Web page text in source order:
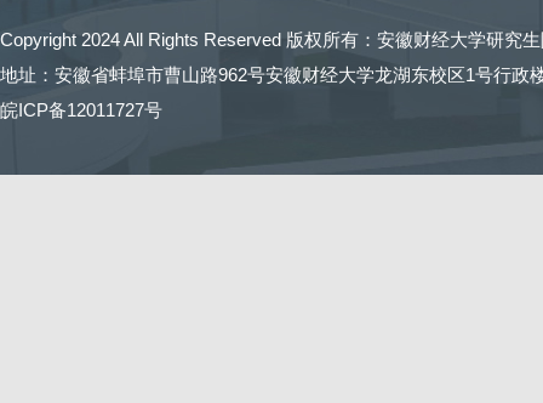
Copyright 2024 All Rights Reserved 版权所有： 安徽财经大学研究
地址：安徽省蚌埠市曹山路962号安徽财经大学龙湖东校区1号行政
皖ICP备12011727号